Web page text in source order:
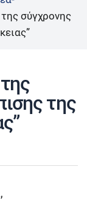
σύγχρονης
της